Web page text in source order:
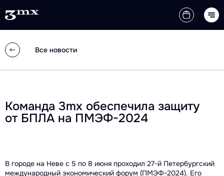
Все новости
Команда 3mx обеспечила защиту
от БПЛА на ПМЭФ-2024
В городе на Неве с 5 по 8 июня проходил 27-й Петербургский
международный экономический форум (ПМЭФ-2024). Его